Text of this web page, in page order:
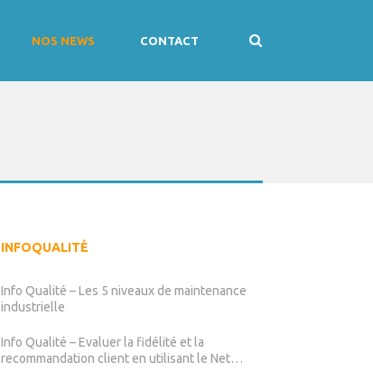
NOS NEWS CONTACT
INFOQUALITÉ
Info Qualité – Les 5 niveaux de maintenance
industrielle
Info Qualité – Evaluer la fidélité et la
recommandation client en utilisant le Net